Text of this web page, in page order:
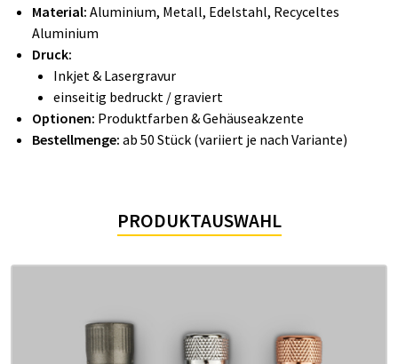
Material: Aluminium, Metall, Edelstahl, Recyceltes
Aluminium
Druck:
Inkjet & Lasergravur
einseitig bedruckt / graviert
Optionen: Produktfarben & Gehäuseakzente
Bestellmenge: ab 50 Stück (variiert je nach Variante)
PRODUKTAUSWAHL